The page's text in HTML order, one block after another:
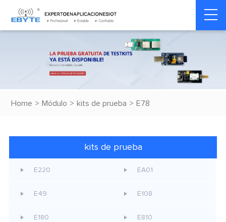
Home > Módulo > kits de prueba > E78
kits de prueba
E220 EA01
E49 E108
E180 E810